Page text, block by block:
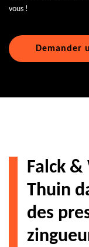
vous !
Demander
Falck &
Thuin
des